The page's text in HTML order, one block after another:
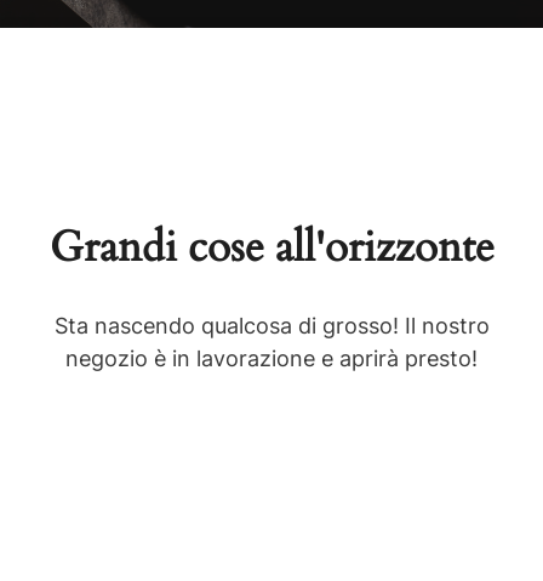
Grandi cose all'orizzonte
Sta nascendo qualcosa di grosso! Il nostro
negozio è in lavorazione e aprirà presto!